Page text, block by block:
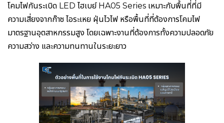
โคมไฟกันระเบิด LED ไฮเบย์ HA05 Series เหมาะกับพื้นที่ที่มี
ความเสี่ยงจากก๊าซ ไอระเหย ฝุ่นไวไฟ หรือพื้นที่ที่ต้องการโคมไฟ
มาตรฐานอุตสาหกรรมสูง โดยเฉพาะงานที่ต้องการทั้งความปลอดภัย
ความสว่าง และความทนทานในระยะยาว